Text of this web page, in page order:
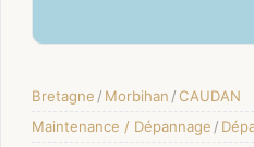
Bretagne / Morbihan /CAUDAN
Maintenance / Dépannage /